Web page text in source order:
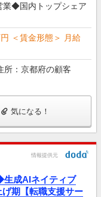
業◆国内トップシェア
＜賃金形態＞ 月給
所：京都府の顧客
気になる！
情報提供元
生成AIネイティブ
期【転職支援サー